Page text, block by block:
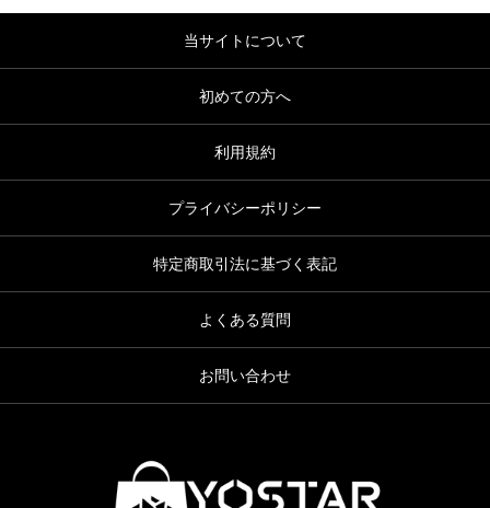
当サイトについて
初めての方へ
利用規約
プライバシーポリシー
特定商取引法に基づく表記
よくある質問
お問い合わせ